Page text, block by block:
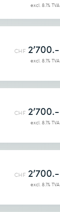
excl. 8.1% TVA
CHF 2’700.-
excl. 8.1% TVA
CHF 2’700.-
excl. 8.1% TVA
CHF 2’700.-
excl. 8.1% TVA